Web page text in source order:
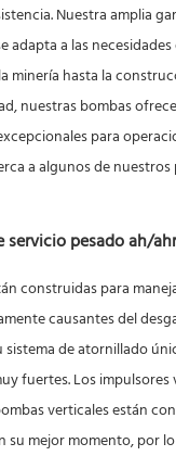
Nuestra amplia
adapta a las
minería hasta la
nuestras bombas
para
a algunos de
servicio pesado ah/ahr
construidas para
causantes del
de atornillado
fuertes. Los
verticales están
mejor momento, por